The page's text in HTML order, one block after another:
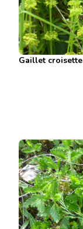
Gaillet croisette